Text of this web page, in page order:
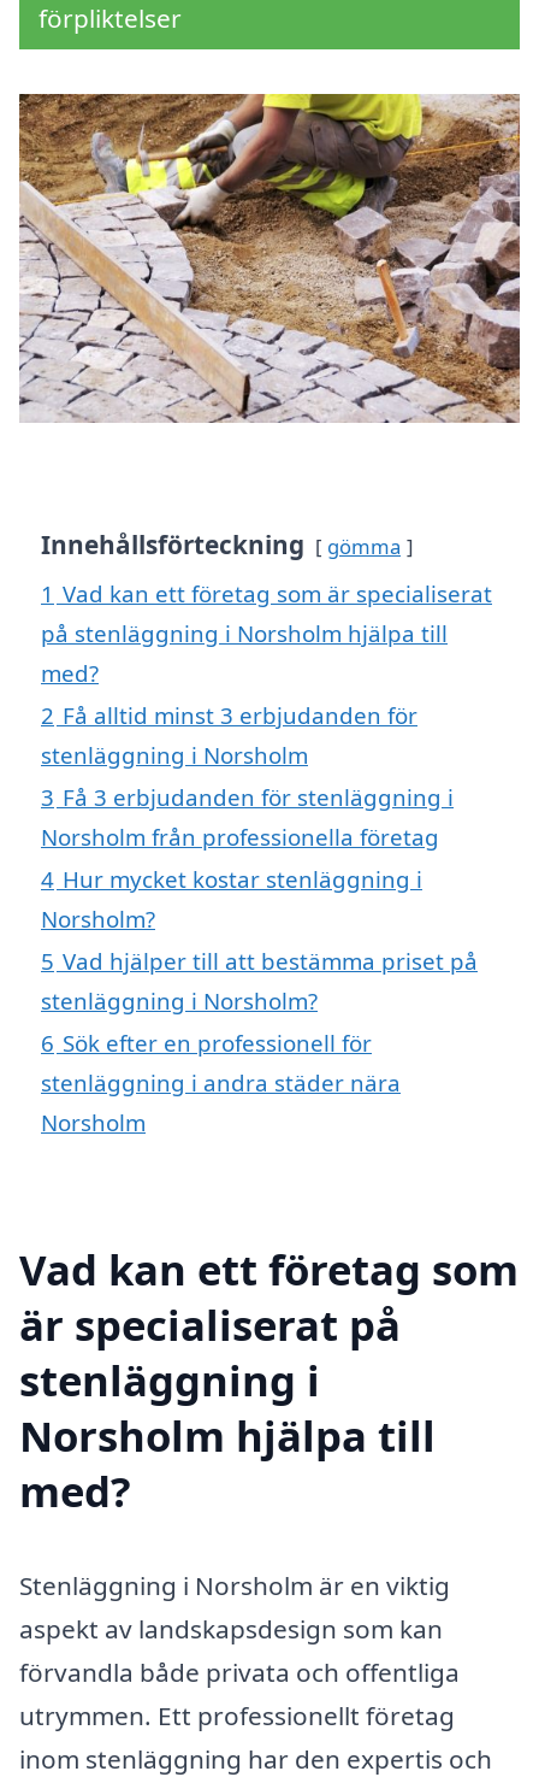
förpliktelser
Innehållsförteckning gömma
1 Vad kan ett företag som är specialiserat
på stenläggning i Norsholm hjälpa till
med?
2 Få alltid minst 3 erbjudanden för
stenläggning i Norsholm
3 Få 3 erbjudanden för stenläggning i
Norsholm från professionella företag
4 Hur mycket kostar stenläggning i
Norsholm?
5 Vad hjälper till att bestämma priset på
stenläggning i Norsholm?
6 Sök efter en professionell för
stenläggning i andra städer nära
Norsholm
Vad kan ett företag som
är specialiserat på
stenläggning i
Norsholm hjälpa till
med?
Stenläggning i Norsholm är en viktig
aspekt av landskapsdesign som kan
förvandla både privata och offentliga
utrymmen. Ett professionellt företag
inom stenläggning har den expertis och